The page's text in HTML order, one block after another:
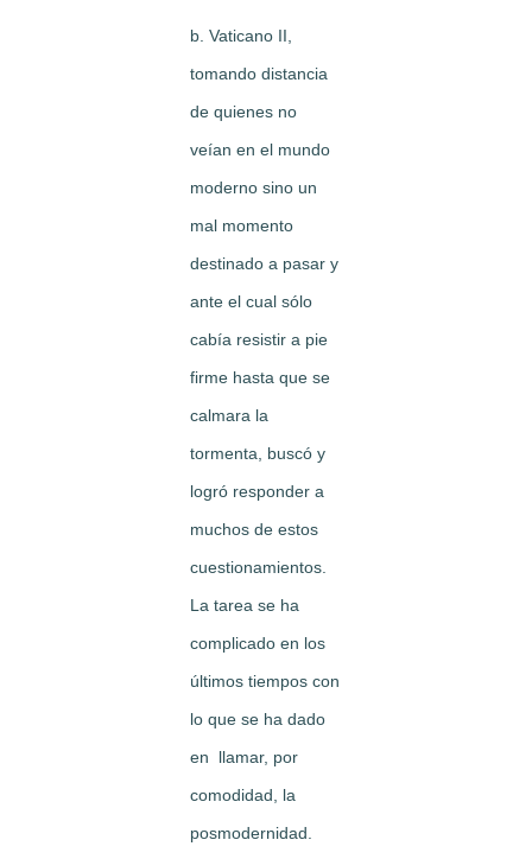
b. Vaticano II,
tomando distancia
de quienes no
veían en el mundo
moderno sino un
mal momento
destinado a pasar y
ante el cual sólo
cabía resistir a pie
firme hasta que se
calmara la
tormenta, buscó y
logró responder a
muchos de estos
cuestionamientos.
La tarea se ha
complicado en los
últimos tiempos con
lo que se ha dado
en llamar, por
comodidad, la
posmodernidad.